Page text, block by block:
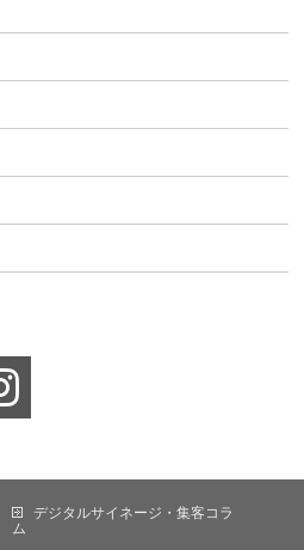
。Cookieの使用に関する詳細は「プライバ
ー」をご覧ください。
デジタルサイネージ・集客コラ
ム